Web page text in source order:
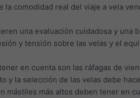
la comodidad real del viaje a vela
una evaluación cuidadosa y una
y tensión sobre las velas y el
en cuenta son las ráfagas de
y la selección de las velas debe
mástiles más altos deben tener en